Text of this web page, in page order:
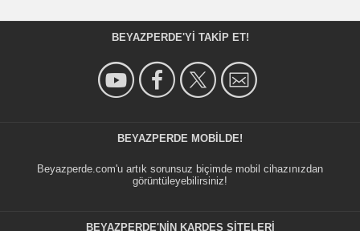
BEYAZPERDE'YI TAKIP ET!
BEYAZPERDE MOBILDE!
Beyazperde.com'u artık sorunsuz biçimde mobil cihazınızdan
görüntüleyebilirsiniz!
BEYAZPERDE'NIN KARDEŞ SİTELERİ